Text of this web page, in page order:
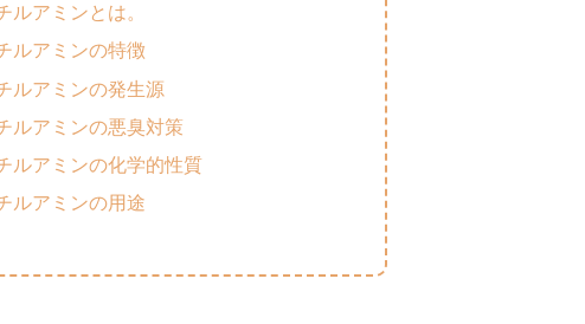
ルアミンとは。
ルアミンの特徴
ルアミンの発生源
ルアミンの悪臭対策
ルアミンの化学的性質
ルアミンの用途